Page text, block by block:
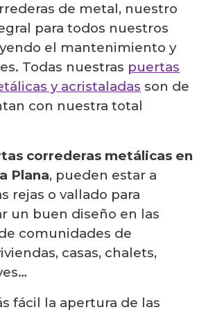
de metal, nuestro
para todos nuestros
el mantenimiento y
Todas nuestras puertas
y acristaladas son de
con nuestra total
correderas metálicas en
Plana, pueden estar a
rejas o vallado para
un buen diseño en las
comunidades de
casas, chalets,
fácil la apertura de las